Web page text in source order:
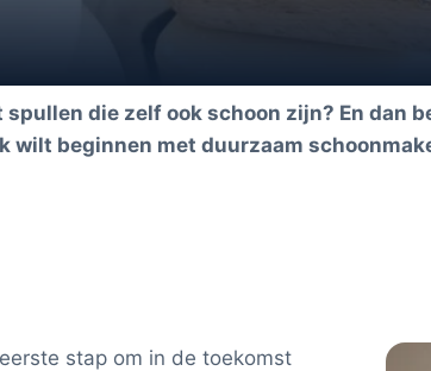
die zelf ook schoon zijn? En dan
wilt beginnen met duurzaam
stap om in de toekomst